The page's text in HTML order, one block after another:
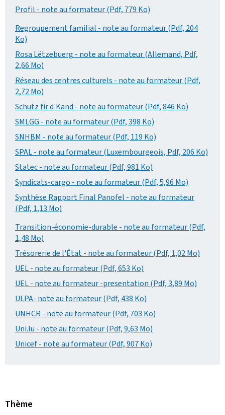
Profil - note au formateur (Pdf, 779 Ko)
Regroupement familial - note au formateur (Pdf, 204
Ko)
Rosa Lëtzebuerg - note au formateur (Allemand, Pdf,
2,66 Mo)
Réseau des centres culturels - note au formateur (Pdf,
2,72 Mo)
Schutz fir d'Kand - note au formateur (Pdf, 846 Ko)
SMLGG - note au formateur (Pdf, 398 Ko)
SNHBM - note au formateur (Pdf, 119 Ko)
SPAL - note au formateur (Luxembourgeois, Pdf, 206 Ko)
Statec - note au formateur (Pdf, 981 Ko)
Syndicats-cargo - note au formateur (Pdf, 5,96 Mo)
Synthèse Rapport Final Panofel - note au formateur
(Pdf, 1,13 Mo)
Transition-économie-durable - note au formateur (Pdf,
1,48 Mo)
Trésorerie de l'État - note au formateur (Pdf, 1,02 Mo)
UEL - note au formateur (Pdf, 653 Ko)
UEL - note au formateur -presentation (Pdf, 3,89 Mo)
ULPA- note au formateur (Pdf, 438 Ko)
UNHCR - note au formateur (Pdf, 703 Ko)
Uni.lu - note au formateur (Pdf, 9,63 Mo)
Unicef - note au formateur (Pdf, 907 Ko)
Thème